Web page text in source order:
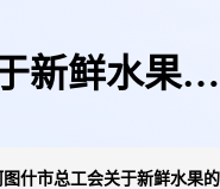
新鲜水果的
图什市总工会关于新鲜水果